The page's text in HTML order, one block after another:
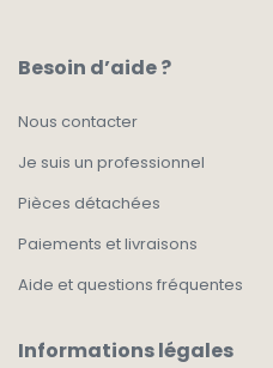
Besoin d’aide ?
Nous contacter
Je suis un professionnel
Pièces détachées
Paiements et livraisons
Aide et questions fréquentes
Informations légales